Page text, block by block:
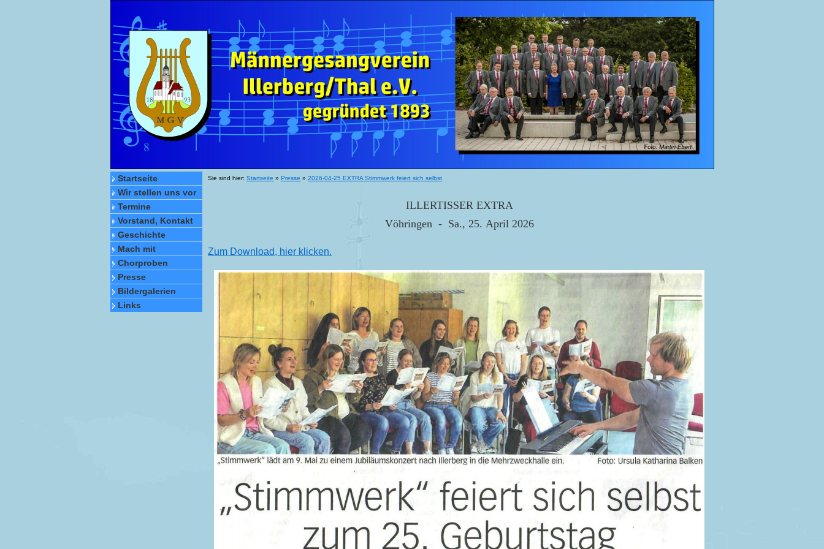
Startseite
Wir stellen uns vor
Termine
Vorstand, Kontakt
Geschichte
Mach mit
Chorproben
Presse
Bildergalerien
Links
Sie sind hier:Startseite »Presse »2026-04-25 EXTRA Stimmwerk feiert sich selbst
ILLERTISSER EXTRA
Vöhringen - Sa., 25. April 2026
Zum Download, hier klicken.